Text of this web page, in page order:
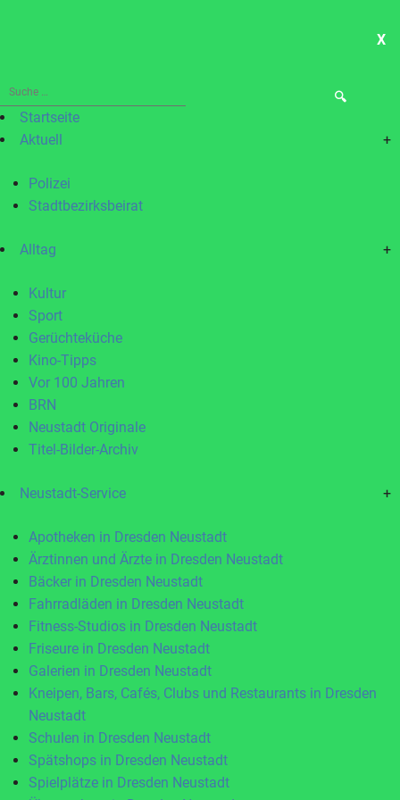
X
Suche
nach:Startseite
Aktuell
+
Polizei
Stadtbezirksbeirat
Alltag +
Kultur
Sport
Gerüchteküche
Kino-Tipps
Vor 100 Jahren
BRN
Neustadt Originale
Titel-Bilder-Archiv
Neustadt-Service +
Apotheken in Dresden Neustadt
Ärztinnen und Ärzte in Dresden Neustadt
Bäcker in Dresden Neustadt
Fahrradläden in Dresden Neustadt
Fitness-Studios in Dresden Neustadt
Friseure in Dresden Neustadt
Galerien in Dresden Neustadt
Kneipen, Bars, Cafés, Clubs und Restaurants in Dresden
Neustadt
Schulen in Dresden Neustadt
Spätshops in Dresden Neustadt
Spielplätze in Dresden Neustadt